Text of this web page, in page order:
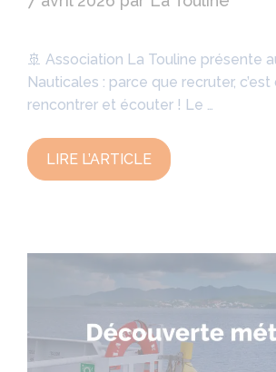
🚢 Association La Touline présente
Nauticales : parce que recruter, c’est
rencontrer et écouter ! Le …
LIRE L’ARTICLE